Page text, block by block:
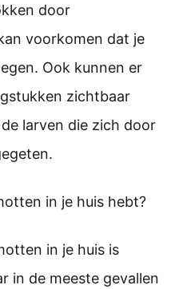
door
voorkomen dat je
Ook kunnen er
zichtbaar
larven die zich door
in je huis hebt?
in je huis is
in de meeste gevallen